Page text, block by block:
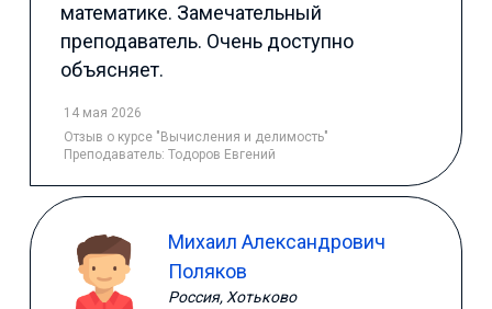
математике. Замечательный
преподаватель. Очень доступно
объясняет.
14 мая 2026
Отзыв о курсе "Вычисления и делимость"
Преподаватель: Тодоров Евгений
Михаил Александрович
Поляков
Россия, Хотьково